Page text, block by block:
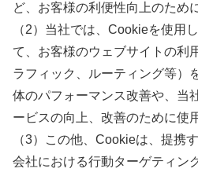
ど、お客様の利便性向上のため
（2）当社では、Cookieを使用
て、お客様のウェブサイトの利
ラフィック、ルーティング等）
体のパフォーマンス改善や、当
ービスの向上、改善のために使
（3）この他、Cookieは、提携
会社における行動ターゲティン